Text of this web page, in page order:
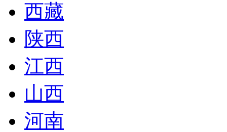
西藏
陕西
江西
山西
河南